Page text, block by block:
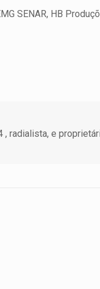
SENAR, HB
radialista, e